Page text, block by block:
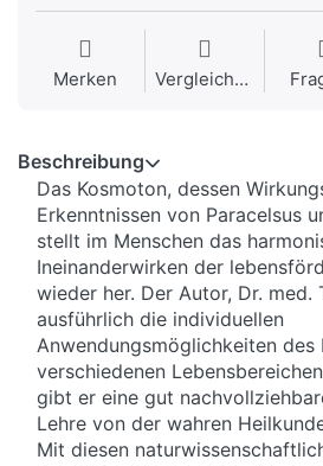
Merken Vergleichen
Beschreibung
Das Kosmoton, dessen
Erkenntnissen von Paracelsus
stellt im Menschen das
Ineinanderwirken der
wieder her. Der Autor, Dr. med.
ausführlich die individuellen
Anwendungsmöglichkeiten des
verschiedenen
gibt er eine gut
Lehre von der wahren
Mit diesen